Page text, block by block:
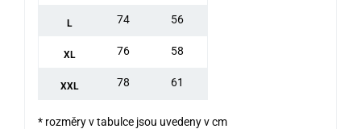
L 74 56
XL 76 58
XXL 78 61
* rozměry v tabulce jsou uvedeny v cm